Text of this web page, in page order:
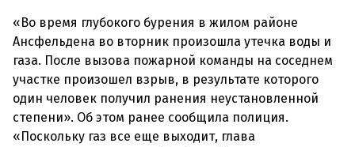
«Во время глубокого бурения в жилом районе
Ансфельдена во вторник произошла утечка воды и
газа. После вызова пожарной команды на соседнем
участке произошел взрыв, в результате которого
один человек получил ранения неустановленной
степени». Об этом ранее сообщила полиция.
«Поскольку газ все еще выходит, глава